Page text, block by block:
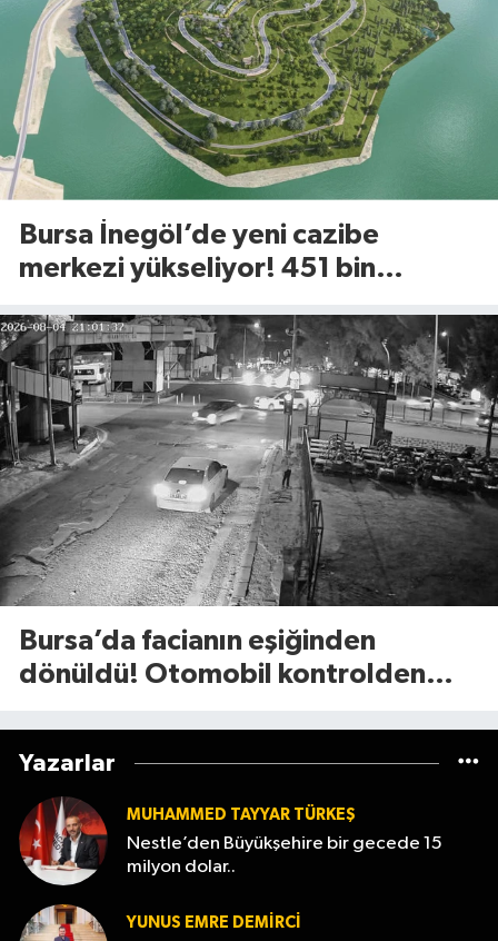
Bursa İnegöl’de yeni cazibe
merkezi yükseliyor! 451 bin
geri sayım başladı
Bursa’da facianın eşiğinden
dönüldü! Otomobil kontrolden
Yazarlar
MUHAMMED TAYYAR TÜRKEŞ
Nestle’den Büyükşehire bir gecede 15
milyon dolar..
YUNUS EMRE DEMIRCI